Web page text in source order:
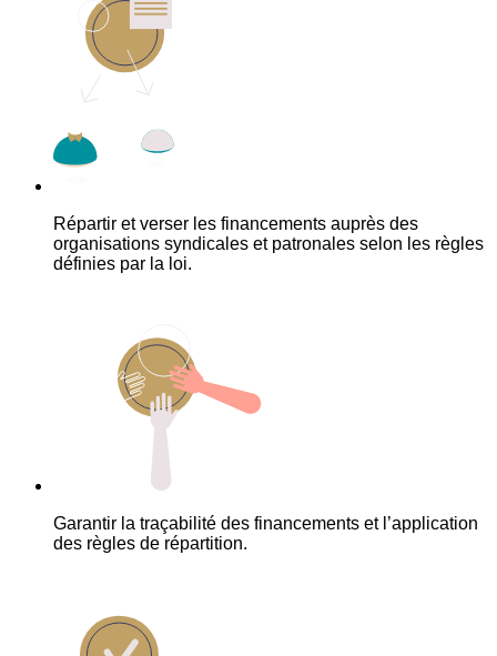
Répartir et verser les financements auprès des
organisations syndicales et patronales selon les règles
définies par la loi.
Garantir la traçabilité des financements et l’application
des règles de répartition.